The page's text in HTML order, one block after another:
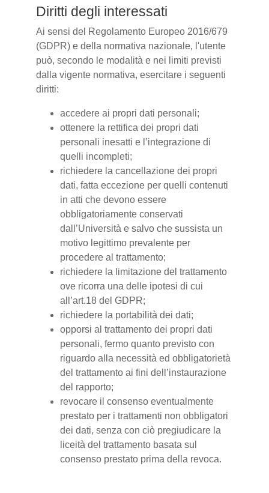
Diritti degli interessati
Ai sensi del Regolamento Europeo 2016/679
(GDPR) e della normativa nazionale, l'utente
può, secondo le modalità e nei limiti previsti
dalla vigente normativa, esercitare i seguenti
diritti:
accedere ai propri dati personali;
ottenere la rettifica dei propri dati
personali inesatti e l’integrazione di
quelli incompleti;
richiedere la cancellazione dei propri
dati, fatta eccezione per quelli contenuti
in atti che devono essere
obbligatoriamente conservati
dall’Università e salvo che sussista un
motivo legittimo prevalente per
procedere al trattamento;
richiedere la limitazione del trattamento
ove ricorra una delle ipotesi di cui
all’art.18 del GDPR;
richiedere la portabilità dei dati;
opporsi al trattamento dei propri dati
personali, fermo quanto previsto con
riguardo alla necessità ed obbligatorietà
del trattamento ai fini dell’instaurazione
del rapporto;
revocare il consenso eventualmente
prestato per i trattamenti non obbligatori
dei dati, senza con ciò pregiudicare la
liceità del trattamento basata sul
consenso prestato prima della revoca.